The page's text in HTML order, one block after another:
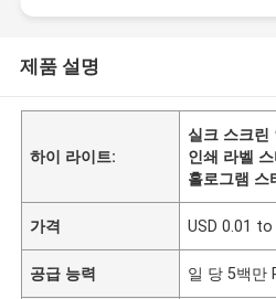
제품 설명
하이 라이트:
실크 스크린
인쇄 라벨
홀로그램
가격 USD 0.01 to
공급 능력 일 당 5백만